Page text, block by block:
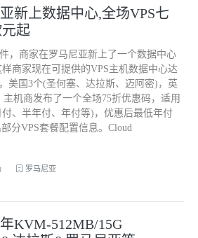
新上数据中心,全场VPS七
元起
，商家在罗马尼亚新上了一个数据中心
样商家现在可提供的VPS主机数据中心达
美国3个(圣何塞、达拉斯、迈阿密)，英
主机商发布了一个全场75折优惠码，适用
、半年付、年付等)，优惠后最低年付
分VPS套餐配置信息。Cloud
罗马尼亚
KVM-512MB/15G